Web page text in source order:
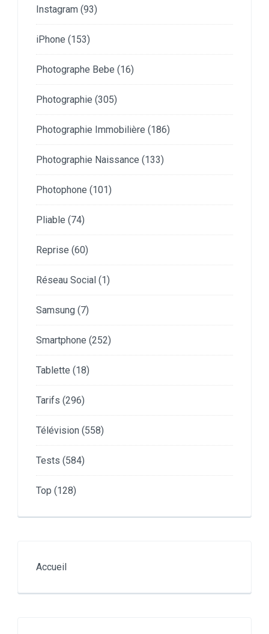
Instagram (93)
iPhone (153)
Photographe Bebe (16)
Photographie (305)
Photographie Immobilière (186)
Photographie Naissance (133)
Photophone (101)
Pliable (74)
Reprise (60)
Réseau Social (1)
Samsung (7)
Smartphone (252)
Tablette (18)
Tarifs (296)
Télévision (558)
Tests (584)
Top (128)
Accueil